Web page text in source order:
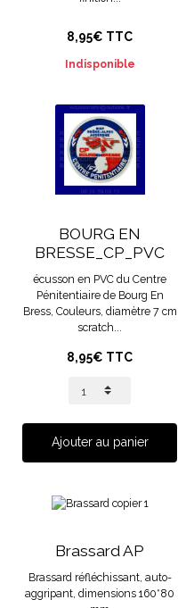
8,95€ TTC
Indisponible
BOURG EN
BRESSE_CP_PVC
écusson en PVC du Centre
Pénitentiaire de Bourg En
Bress, Couleurs, diamètre 7 cm
scratch...
8,95€ TTC
Ajouter au panier
Brassard AP
Brassard réfléchissant, auto-
aggripant, dimensions 160*80